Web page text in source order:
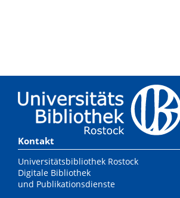
Kontakt
Universitätsbibliothek Rostock
Digitale Bibliothek
und Publikationsdienste